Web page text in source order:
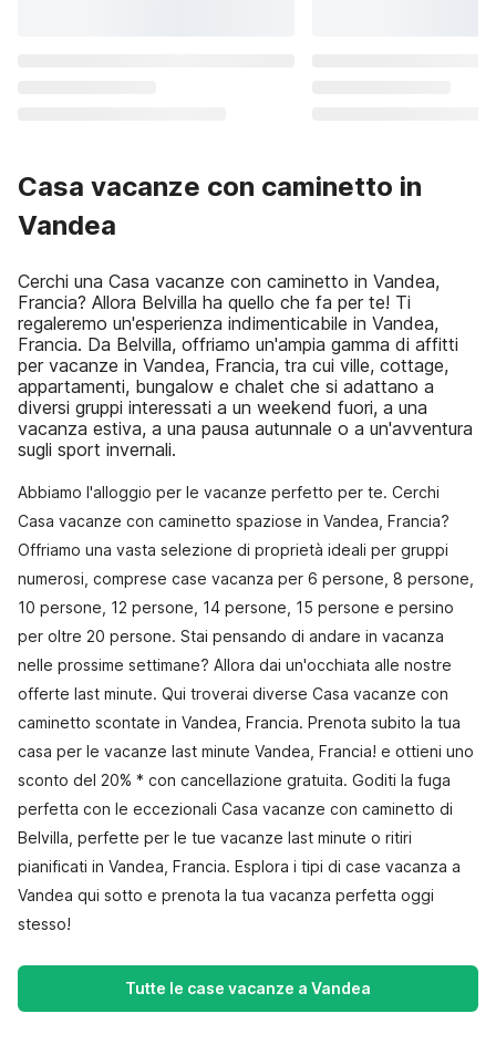
Casa vacanze con caminetto in
Vandea
Cerchi una Casa vacanze con caminetto in Vandea,
Francia? Allora Belvilla ha quello che fa per te! Ti
regaleremo un'esperienza indimenticabile in Vandea,
Francia. Da Belvilla, offriamo un'ampia gamma di affitti
per vacanze in Vandea, Francia, tra cui ville, cottage,
appartamenti, bungalow e chalet che si adattano a
diversi gruppi interessati a un weekend fuori, a una
vacanza estiva, a una pausa autunnale o a un'avventura
sugli sport invernali.
Abbiamo l'alloggio per le vacanze perfetto per te. Cerchi
Casa vacanze con caminetto spaziose in Vandea, Francia?
Offriamo una vasta selezione di proprietà ideali per gruppi
numerosi, comprese case vacanza per 6 persone, 8 persone,
10 persone, 12 persone, 14 persone, 15 persone e persino
per oltre 20 persone. Stai pensando di andare in vacanza
nelle prossime settimane? Allora dai un'occhiata alle nostre
offerte last minute. Qui troverai diverse Casa vacanze con
caminetto scontate in Vandea, Francia. Prenota subito la tua
casa per le vacanze last minute Vandea, Francia! e ottieni uno
sconto del 20% * con cancellazione gratuita. Goditi la fuga
perfetta con le eccezionali Casa vacanze con caminetto di
Belvilla, perfette per le tue vacanze last minute o ritiri
pianificati in Vandea, Francia. Esplora i tipi di case vacanza a
Vandea qui sotto e prenota la tua vacanza perfetta oggi
stesso!
Tutte le case vacanze a Vandea